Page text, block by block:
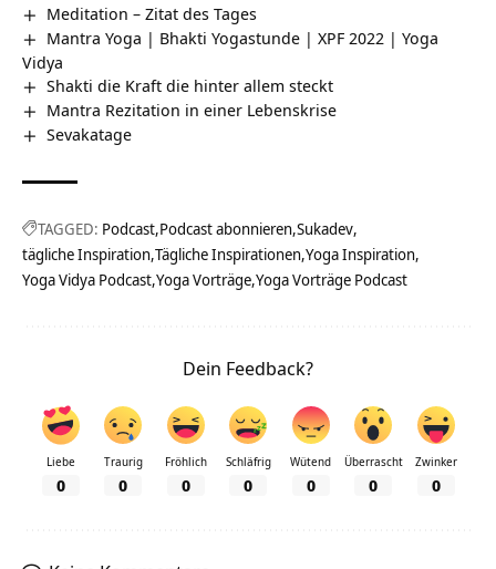
Meditation – Zitat des Tages
Mantra Yoga | Bhakti Yogastunde | XPF 2022 | Yoga
Vidya
Shakti die Kraft die hinter allem steckt
Mantra Rezitation in einer Lebenskrise
Sevakatage
TAGGED: Podcast Podcast abonnieren Sukadev
tägliche Inspiration Tägliche Inspirationen Yoga Inspiration
Yoga Vidya Podcast Yoga Vorträge Yoga Vorträge Podcast
Dein Feedback?
Liebe
0
Traurig
0
Fröhlich
0
Schläfrig
0
Wütend
0
Überrascht
0
Zwinker
0